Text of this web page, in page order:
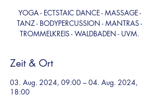
YOGA - ECTSTAIC DANCE - MASSAGE -
TANZ - BODYPERCUSSION - MANTRAS -
TROMMELKREIS - WALDBADEN - UVM.
Zeit & Ort
03. Aug. 2024, 09:00 – 04. Aug. 2024,
18:00